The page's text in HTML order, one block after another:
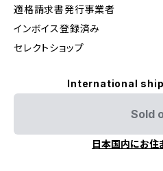
適格請求書発行事業者
インボイス登録済み
セレクトショップ
International
Sold
日本国内にお住